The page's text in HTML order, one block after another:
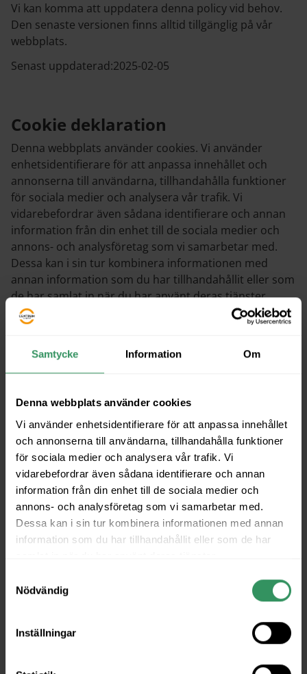
Samtycke Information Om
Denna webbplats använder cookies
Vi använder enhetsidentifierare för att anpassa innehållet
och annonserna till användarna, tillhandahålla funktioner
för sociala medier och analysera vår trafik. Vi
vidarebefordrar även sådana identifierare och annan
information från din enhet till de sociala medier och
annons- och analysföretag som vi samarbetar med.
Dessa kan i sin tur kombinera informationen med annan
information som du har tillhandahållit eller som de har
Nödvändig
Inställningar
Vi kan komma att uppdatera denna policy vid behov.
Den senaste versionen finns alltid tillgänglig på vår
webbplats.
Senast uppdaterad:2025-02-05
Cookie deklaration
Denna webbplats använder cookies. Vi använder
enhetsidentifierare för att anpassa innehållet och
annonserna till användarna, tillhandahålla funktioner
för sociala medier och analysera vår trafik. Vi
vidarebefordrar även sådana identifierare och annan
information från din enhet till de sociala medier och
annons- och analysföretag som vi samarbetar med.
Dessa kan i sin tur kombinera informationen med
annan information som du har tillhandahållit eller som
de har samlat in när du har använt deras tjänster.
Cookies är små textfiler som kan användas av
mer effektiv.
är absolut nödvändiga för att kunna använda den här
webbplatsen. För alla andra ändamål krävs ditt
medgivande.
Denna webbplats använder olika typer av cookies.
Vissa cookies placeras ut av tredjepartstjänster som
visas på våra sidor.
Du kan ändra eller dra tillbaka ditt samtycke till cookie-
Läs mer i vår sekretesspolicy om vilka vi är, hur du
kontaktar oss och på vilket sätt vi behandlar